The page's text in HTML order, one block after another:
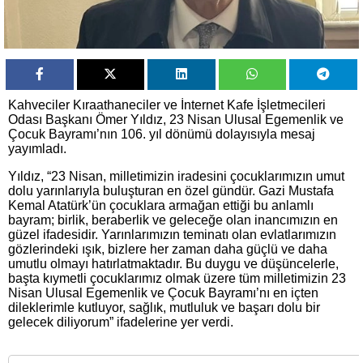
Kahveciler Kıraathaneciler ve İnternet Kafe İşletmecileri
Odası Başkanı Ömer Yıldız, 23 Nisan Ulusal Egemenlik ve
Çocuk Bayramı’nın 106. yıl dönümü dolayısıyla mesaj
yayımladı.
Yıldız, “23 Nisan, milletimizin iradesini çocuklarımızın umut
dolu yarınlarıyla buluşturan en özel gündür. Gazi Mustafa
Kemal Atatürk’ün çocuklara armağan ettiği bu anlamlı
bayram; birlik, beraberlik ve geleceğe olan inancımızın en
güzel ifadesidir. Yarınlarımızın teminatı olan evlatlarımızın
gözlerindeki ışık, bizlere her zaman daha güçlü ve daha
umutlu olmayı hatırlatmaktadır. Bu duygu ve düşüncelerle,
başta kıymetli çocuklarımız olmak üzere tüm milletimizin 23
Nisan Ulusal Egemenlik ve Çocuk Bayramı’nı en içten
dileklerimle kutluyor, sağlık, mutluluk ve başarı dolu bir
gelecek diliyorum” ifadelerine yer verdi.